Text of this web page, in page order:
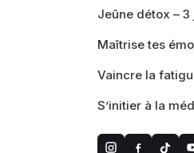
Jeûne détox –
Maîtrise tes
Vaincre la
S’initier à la